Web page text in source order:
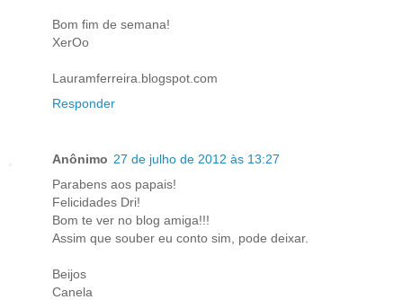
Bom fim de semana!
XerOo
Lauramferreira.blogspot.com
Responder
Anônimo 27 de julho de 2012 às 13:27
Parabens aos papais!
Felicidades Dri!
Bom te ver no blog amiga!!!
Assim que souber eu conto sim, pode deixar.
Beijos
Canela